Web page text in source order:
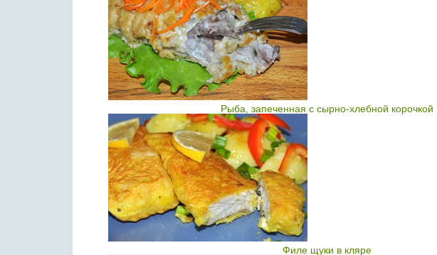
Рыба, запеченная с сырно-хлебной корочкой
Филе щуки в кляре